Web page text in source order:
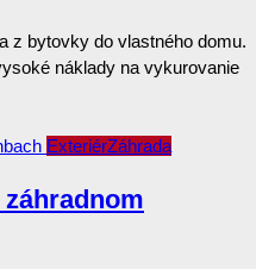
z bytovky do vlastného domu.
náklady na vykurovanie
ExteriérZáhrada